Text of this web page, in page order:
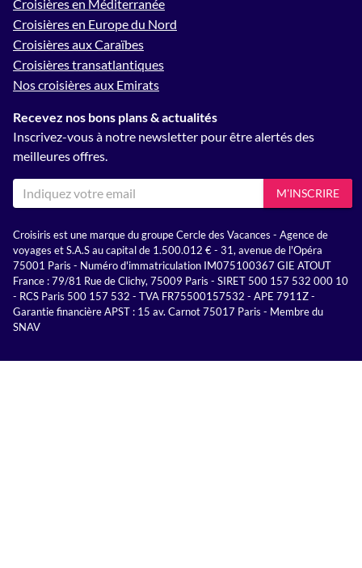
Croisières en Méditerranée
Croisières en Europe du Nord
Croisières aux Caraïbes
Croisières transatlantiques
Nos croisières aux Emirats
Recevez nos bons plans & actualités
Inscrivez-vous à notre newsletter pour être alertés des
meilleures offres.
M'INSCRIRE
Croisiris est une marque du groupe Cercle des Vacances - Agence de
voyages et S.A.S au capital de 1.500.012 € - 31, avenue de l'Opéra
75001 Paris - Numéro d'immatriculation IM075100367 GIE ATOUT
France : 79/81 Rue de Clichy, 75009 Paris - SIRET 500 157 532 000 10
- RCS Paris 500 157 532 - TVA FR75500157532 - APE 7911Z -
Garantie financière APST : 15 av. Carnot 75017 Paris - Membre du
SNAV